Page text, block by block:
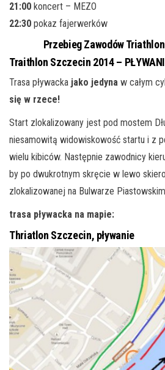
21:00 koncert – MEZO
22:30 pokaz fajerwerków
Przebieg Zawodów
Traithlon Szczecin 2014 –
Trasa pływacka jako jedyna w całym
się w rzece!
Start zlokalizowany jest pod mostem
niesamowitą widowiskowość startu i z
wielu kibiców. Następnie zawodnicy
by po dwukrotnym skręcie w lewo
zlokalizowanej na Bulwarze
trasa pływacka na mapie:
Thriatlon Szczecin, pływanie